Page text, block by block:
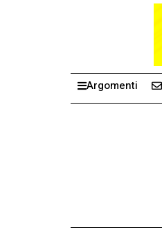
Argomenti